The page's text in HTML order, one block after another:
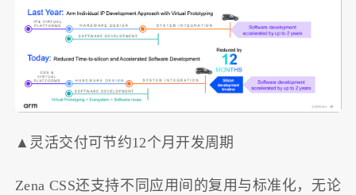
▲灵活交付可节约12个月开发周期
Zena CSS还支持不同应用间的复用与标准化，无论